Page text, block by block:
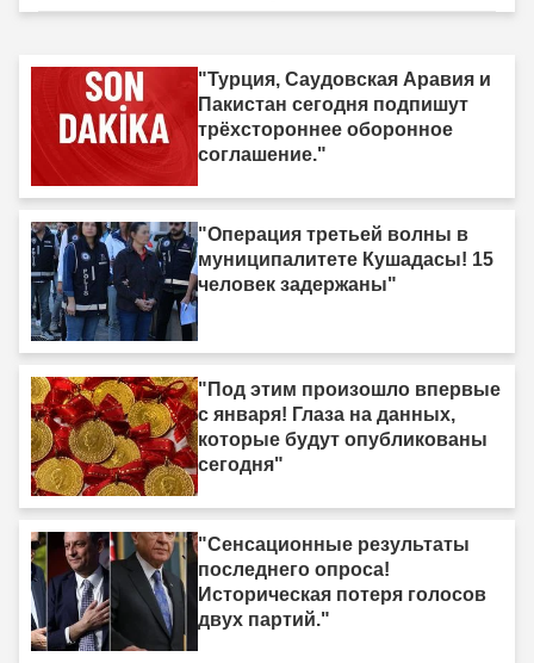
"Турция, Саудовская Аравия и
Пакистан сегодня подпишут
трёхстороннее оборонное
соглашение."
"Операция третьей волны в
муниципалитете Кушадасы! 15
человек задержаны"
"Под этим произошло впервые
с января! Глаза на данных,
которые будут опубликованы
сегодня"
"Сенсационные результаты
последнего опроса!
Историческая потеря голосов
двух партий."